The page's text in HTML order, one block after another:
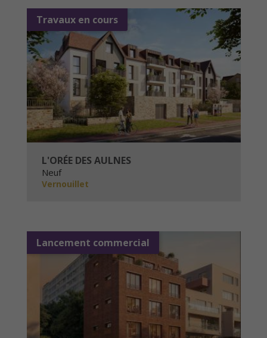
Travaux en cours
L'ORÉE DES AULNES
Neuf
Vernouillet
Lancement commercial